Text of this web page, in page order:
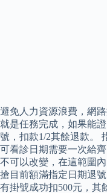
避免人力資源浪費，網
就是任務完成，如果能
號，扣款1/2其餘退款。
可看診日期需要一次給
不可以改變，在這範圍
搶目前額滿指定日期退
有掛號成功扣500元，其